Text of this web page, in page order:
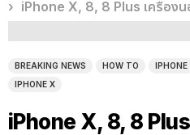
ล่าสุด
iPhone X, 8, 8 Plus เครื่องน
BREAKING NEWS HOW TO IPHONE
IPHONE X
iPhone X, 8, 8